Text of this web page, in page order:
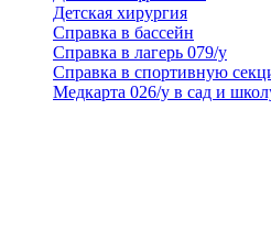
Детская хирургия
Справка в бассейн
Справка в лагерь 079/у
Справка в спортивную
Медкарта 026/у в сад и